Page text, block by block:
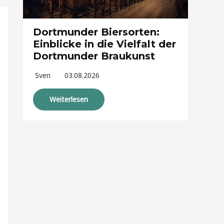
Dortmunder Biersorten:
Einblicke in die Vielfalt der
Dortmunder Braukunst
Sven 03.08.2026
Weiterlesen